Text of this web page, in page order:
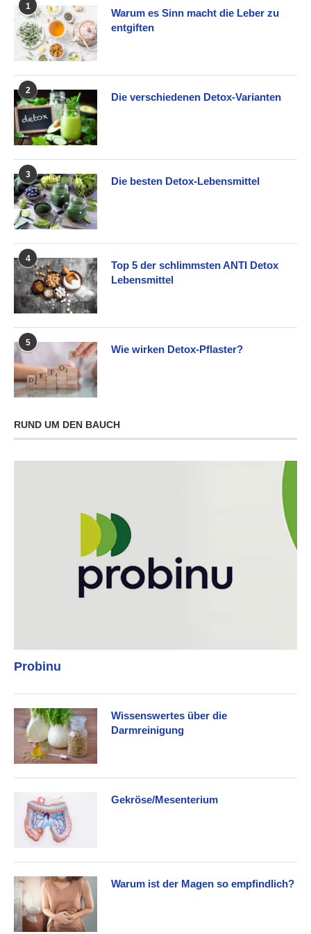
1
Warum es Sinn macht die Leber zu
entgiften
2
Die verschiedenen Detox-Varianten
3
Die besten Detox-Lebensmittel
4
Top 5 der schlimmsten ANTI Detox
Lebensmittel
5
Wie wirken Detox-Pflaster?
RUND UM DEN BAUCH
Probinu
Wissenswertes über die
Darmreinigung
Gekröse/Mesenterium
Warum ist der Magen so empfindlich?